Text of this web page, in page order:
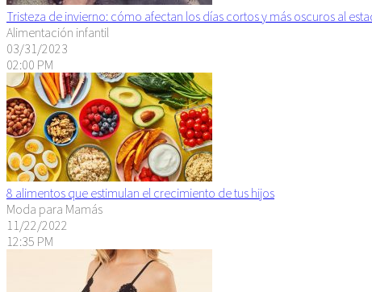
Tristeza de invierno: cómo afectan los días cortos y más oscuros al
Alimentación infantil
03/31/2023
02:00 PM
8 alimentos que estimulan el crecimiento de tus hijos
Moda para Mamás
11/22/2022
12:35 PM